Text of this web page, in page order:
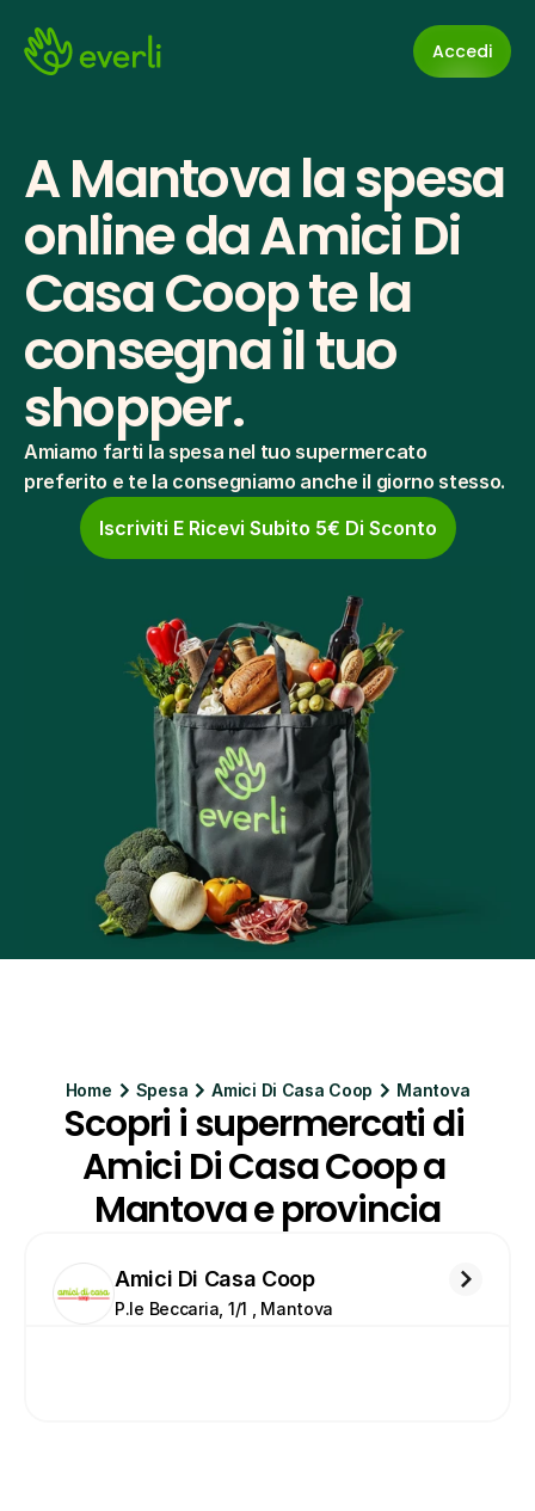
Accedi
A Mantova la spesa
online da Amici Di
Casa Coop te la
consegna il tuo
shopper.
Amiamo farti la spesa nel tuo supermercato
preferito e te la consegniamo anche il giorno stesso.
Iscriviti E Ricevi Subito 5€ Di Sconto
Home Spesa Amici Di Casa Coop Mantova
Scopri i supermercati di
Amici Di Casa Coop a
Mantova e provincia
Amici Di Casa Coop
P.le Beccaria, 1/1 , Mantova